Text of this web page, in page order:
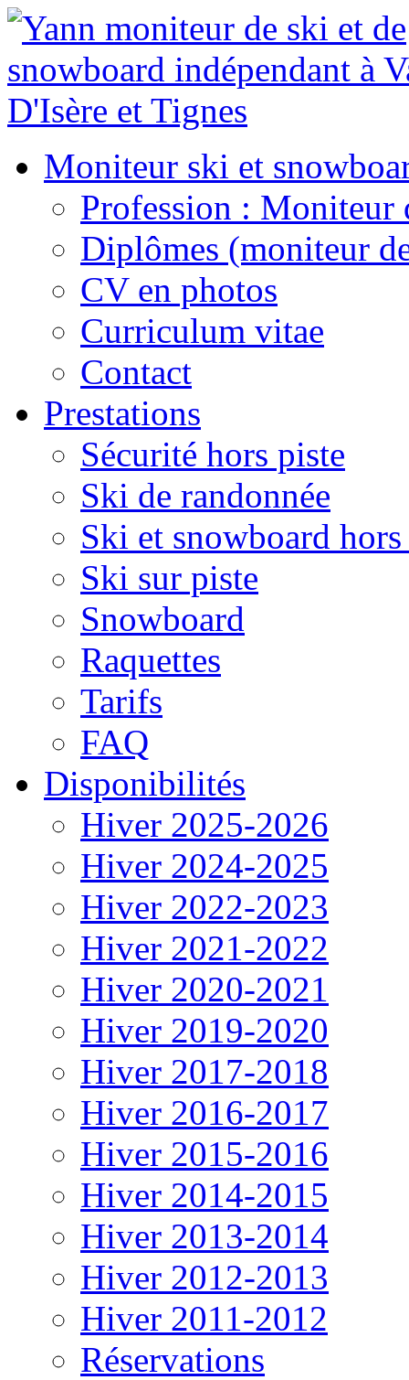
Moniteur ski et
Profession : Moniteur
Diplômes (moniteur
CV en photos
Curriculum vitae
Contact
Prestations
Sécurité hors piste
Ski de randonnée
Ski et snowboard
Ski sur piste
Snowboard
Raquettes
Tarifs
FAQ
Disponibilités
Hiver 2025-2026
Hiver 2024-2025
Hiver 2022-2023
Hiver 2021-2022
Hiver 2020-2021
Hiver 2019-2020
Hiver 2017-2018
Hiver 2016-2017
Hiver 2015-2016
Hiver 2014-2015
Hiver 2013-2014
Hiver 2012-2013
Hiver 2011-2012
Réservations